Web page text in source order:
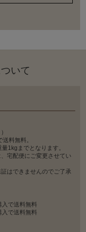
いて
料無料。
1kgまでとなります。
宅配便にご変更させてい
はできませんのでご了承
で送料無料
で送料無料